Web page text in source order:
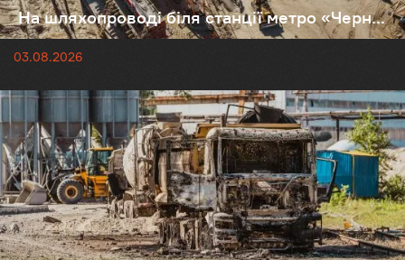
На шляхопроводі біля станції метро «Черн...
03.08.2026